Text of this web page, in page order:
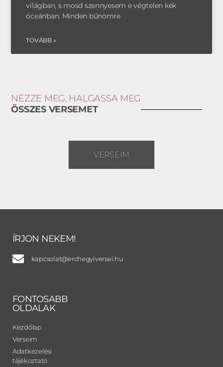
világban, s mosd szennyesem e végtelen kék
óceánban. Minden bűnömre
TOVÁBB »
NÉZZE MEG, HALGASSA MEG
ÖSSZES VERSEMET
VERSEIM
ÍRJON NEKEM!
kapcsolat@erchegyiversei.hu
FONTOSABB
OLDALAK
Kezdőlap
Verseim
Adatkezelési
tájékoztató